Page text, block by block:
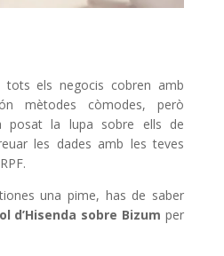
tots els negocis cobren amb
mètodes còmodes, però
posat la lupa sobre ells de
les dades amb les teves
una pime, has de saber
d’Hisenda sobre Bizum per